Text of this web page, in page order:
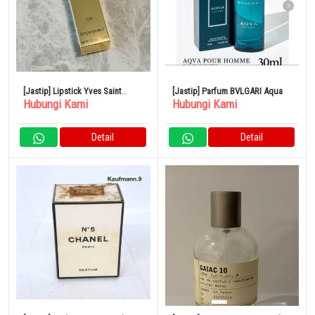
[Jastip] Lipstick Yves Saint
Laurent
Hubungi Kami
Detail
[Jastip] Parfum BVLGARI Aqua
Hubungi Kami
Detail